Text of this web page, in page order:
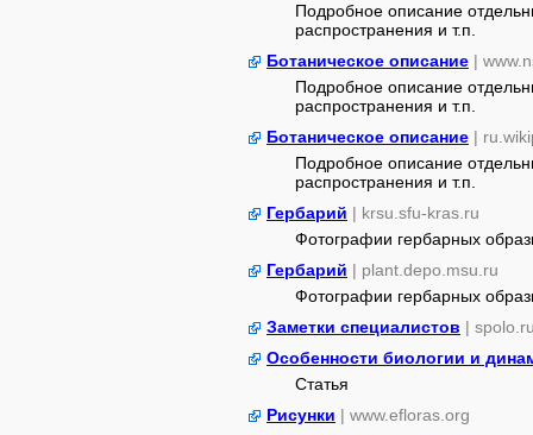
Подробное описание
распространения и т.п.
Ботаническое описание |
Подробное описание
распространения и т.п.
Ботаническое описание |
Подробное описание
распространения и т.п.
Гербарий | krsu.sfu-kras.ru
Фотографии гербарных
Гербарий | plant.depo.msu.ru
Фотографии гербарных
Заметки специалистов |
Особенности биологии и
Статья
Рисунки | www.efloras.org